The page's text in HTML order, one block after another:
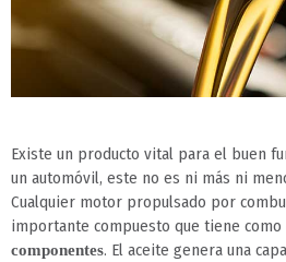
Existe un producto vital para el buen
un automóvil, este no es ni más ni
Cualquier motor propulsado por
importante compuesto que tiene como
componentes. El aceite genera una